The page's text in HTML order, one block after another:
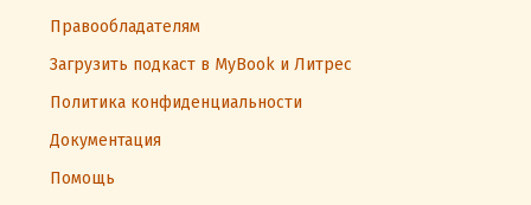
Правообладателям
Загрузить подкаст в MyBook и Литрес
Политика конфиденциальности
Документация
Помощь